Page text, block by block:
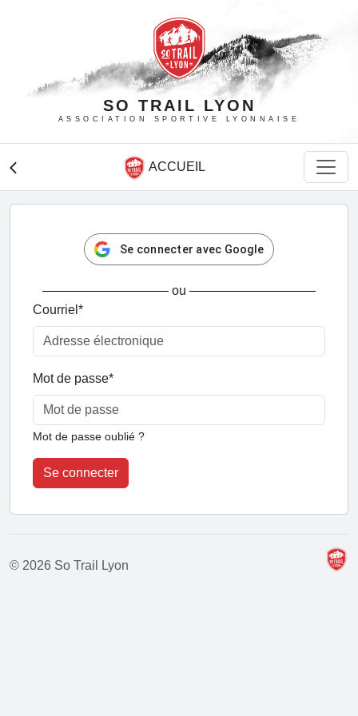
SO TRAIL LYON
ASSOCIATION SPORTIVE LYONNAISE
arrow_back_ios ACCUEIL
Se connecter avec Google
ou
Courriel *
Mot de passe*
Mot de passe oublié ?
Se connecter
© 2026 So Trail Lyon